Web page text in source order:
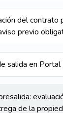
del contrato
previo
salida en Portal
de la